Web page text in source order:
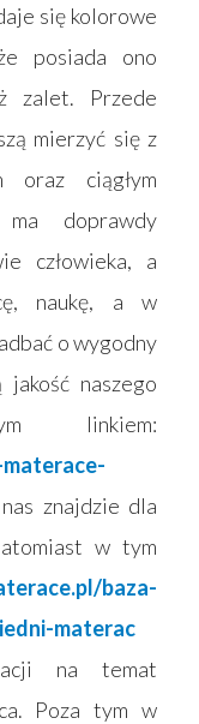
się kolorowe
posiada ono
zalet. Przede
mierzyć się z
oraz ciągłym
ma doprawdy
człowieka, a
naukę, a w
o wygodny
naszego
linkiem:
znajdzie dla
w tym
baza-
materac
na temat
Poza tym w
główna